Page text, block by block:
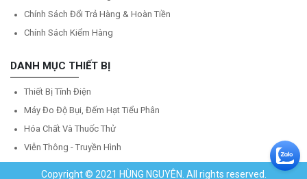
Chính Sách Đổi Trả Hàng & Hoàn Tiền
Chính Sách Kiểm Hàng
DANH MỤC THIẾT BỊ
Thiết Bị Tĩnh Điện
Máy Đo Độ Bụi, Đếm Hạt Tiểu Phân
Hóa Chất Và Thuốc Thử
Viễn Thông - Truyền Hình
Copyright © 2021 HÙNG NGUYÊN. All rights reserved.